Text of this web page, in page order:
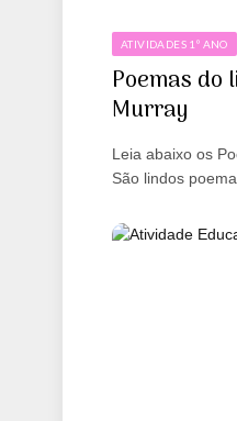
ATIVIDADES 1º ANO
Poemas do
Murray
Leia abaixo os
São lindos